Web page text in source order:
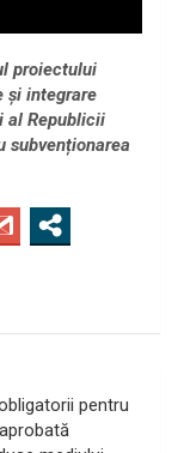
proiectului
și integrare
al Republicii
subvenționarea
pentru